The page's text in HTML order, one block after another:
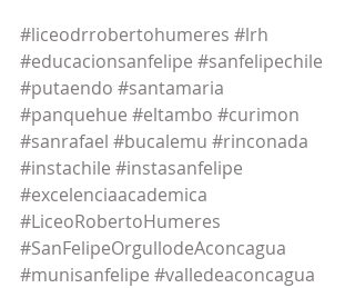
#liceodrrobertohumeres #lrh
#educacionsanfelipe #sanfelipechile
#putaendo #santamaria
#panquehue #eltambo #curimon
#sanrafael #bucalemu #rinconada
#instachile #instasanfelipe
#excelenciaacademica
#LiceoRobertoHumeres
#SanFelipeOrgullodeAconcagua
#munisanfelipe #valledeaconcagua